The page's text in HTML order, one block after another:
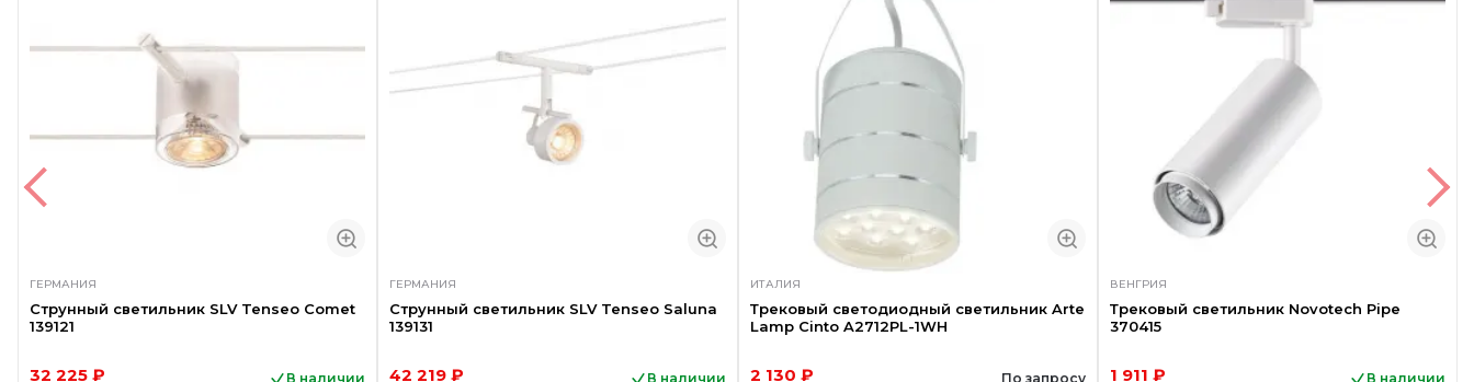
ГЕРМАНИЯ
Струнный светильник SLV Tenseo Comet
139121
32 225 ₽ В наличии
ГЕРМАНИЯ
Струнный светильник SLV Tenseo Saluna
139131
42 219 ₽ В наличии
ИТАЛИЯ
Трековый светодиодный светильник Arte
Lamp Cinto A2712PL-1WH
2 130 ₽ По запросу
ВЕНГРИЯ
Трековый светильник Novotech Pipe
370415
1 911 ₽ В наличии